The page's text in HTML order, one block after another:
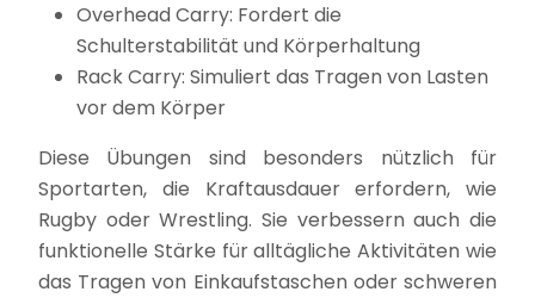
Overhead Carry: Fordert die
Schulterstabilität und Körperhaltung
Rack Carry: Simuliert das Tragen von Lasten
vor dem Körper
Diese Übungen sind besonders nützlich für
Sportarten, die Kraftausdauer erfordern, wie
Rugby oder Wrestling. Sie verbessern auch die
funktionelle Stärke für alltägliche Aktivitäten wie
das Tragen von Einkaufstaschen oder schweren